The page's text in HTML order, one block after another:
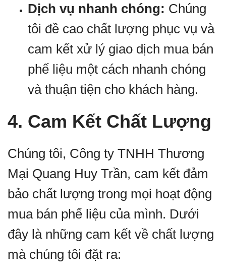
Dịch vụ nhanh chóng: Chúng
tôi đề cao chất lượng phục vụ và
cam kết xử lý giao dịch mua bán
phế liệu một cách nhanh chóng
và thuận tiện cho khách hàng.
4. Cam Kết Chất Lượng
Chúng tôi, Công ty TNHH Thương
Mại Quang Huy Trần, cam kết đảm
bảo chất lượng trong mọi hoạt động
mua bán phế liệu của mình. Dưới
đây là những cam kết về chất lượng
mà chúng tôi đặt ra: